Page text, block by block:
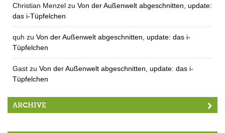
Christian Menzel zu Von der Außenwelt abgeschnitten, update:
das i-Tüpfelchen
quh zu Von der Außenwelt abgeschnitten, update: das i-
Tüpfelchen
Gast zu Von der Außenwelt abgeschnitten, update: das i-
Tüpfelchen
ARCHIVE